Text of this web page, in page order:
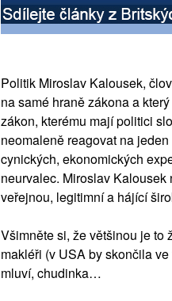
Politik Miroslav Kalousek,
na samé hraně zákona a
zákon, kterému mají politici
neomaleně reagovat na
cynických, ekonomických
neurvalec. Miroslav
veřejnou, legitimní a hájící
Všimněte si, že většinou je to
makléři (v USA by skončila
mluví, chudinka…